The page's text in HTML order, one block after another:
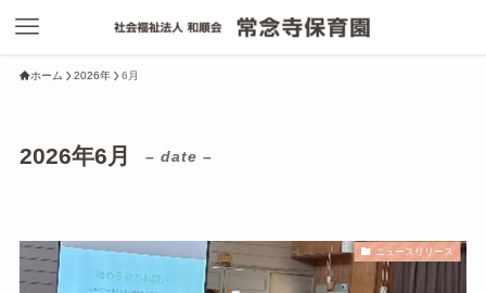
ホーム 2026年 6月
2026年6月 – date –
ニュースリリース